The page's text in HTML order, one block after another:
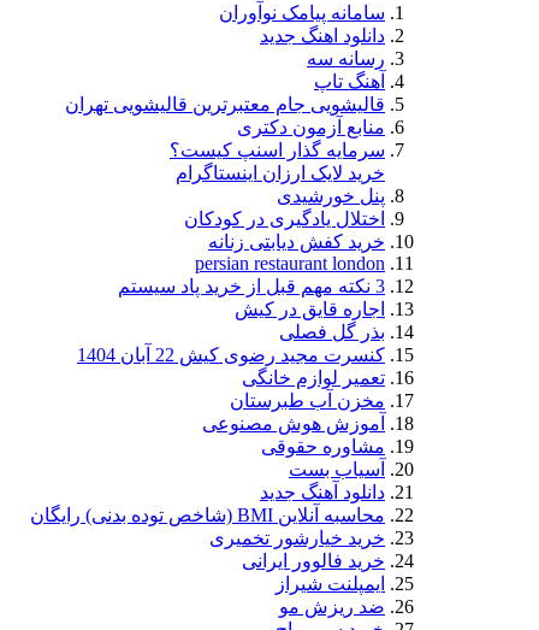
سامانه پیامک نوآوران
دانلود اهنگ جدید
رسانه سه
آهنگ تاپ
قالیشویی جام معتبرترین قالیشویی تهران
منابع آزمون دکتری
سرمایه گذار اسنپ کیست؟
خرید لایک ارزان اینستاگرام
پنل خورشیدی
اختلال یادگیری در کودکان
خرید کفش دیابتی زنانه
persian restaurant london
3 نکته مهم قبل از خرید پاد سیستم
اجاره قایق در کیش
بذر گل فصلی
کنسرت مجید رضوی کیش 22 آبان 1404
تعمیر لوازم خانگی
مخزن آب طبرستان
آموزش هوش مصنوعی
مشاوره حقوقی
آسیاب بست
دانلود آهنگ جدید
محاسبه آنلاین BMI (شاخص توده بدنی) رایگان
خرید خیارشور تخمیری
خرید فالوور ایرانی
ایمپلنت شیراز
ضد ریزش مو